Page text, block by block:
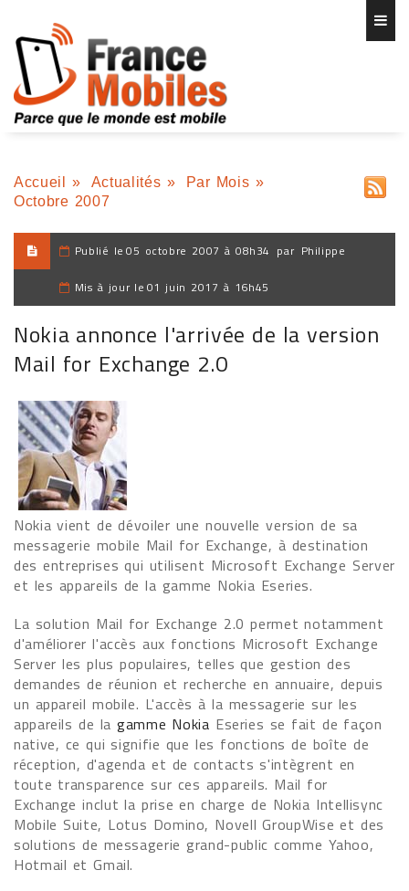
Accueil » Actualités » Par Mois »
Octobre 2007
Publié le 05 octobre 2007 à 08h34 par Philippe
Mis à jour le 01 juin 2017 à 16h45
Nokia annonce l'arrivée de la version
Mail for Exchange 2.0
Nokia vient de dévoiler une nouvelle version de sa
messagerie mobile Mail for Exchange, à destination
des entreprises qui utilisent Microsoft Exchange Server
et les appareils de la gamme Nokia Eseries.
La solution Mail for Exchange 2.0 permet notamment
d'améliorer l'accès aux fonctions Microsoft Exchange
Server les plus populaires, telles que gestion des
demandes de réunion et recherche en annuaire, depuis
un appareil mobile. L'accès à la messagerie sur les
appareils de lagamme Nokia Eseries se fait de façon
native, ce qui signifie que les fonctions de boîte de
réception, d'agenda et de contacts s'intègrent en
toute transparence sur ces appareils. Mail for
Exchange inclut la prise en charge de Nokia Intellisync
Mobile Suite, Lotus Domino, Novell GroupWise et des
solutions de messagerie grand-public comme Yahoo,
Hotmail et Gmail.